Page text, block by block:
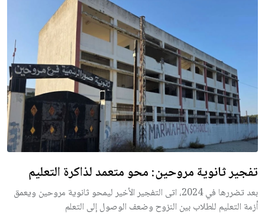
تفجير ثانوية مروحين: محو متعمد لذاكرة التعليم
بعد تضررها في 2024، اتى التفجير الأخير ليمحو ثانوية مروحين ويعمق
أزمة التعليم للطلاب بين النزوح وضعف الوصول إلى التعلم